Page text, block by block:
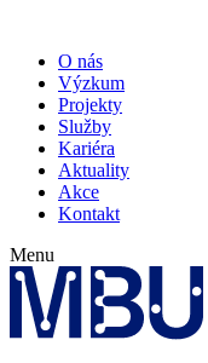
O nás
Výzkum
Projekty
Služby
Kariéra
Aktuality
Akce
Kontakt
Menu